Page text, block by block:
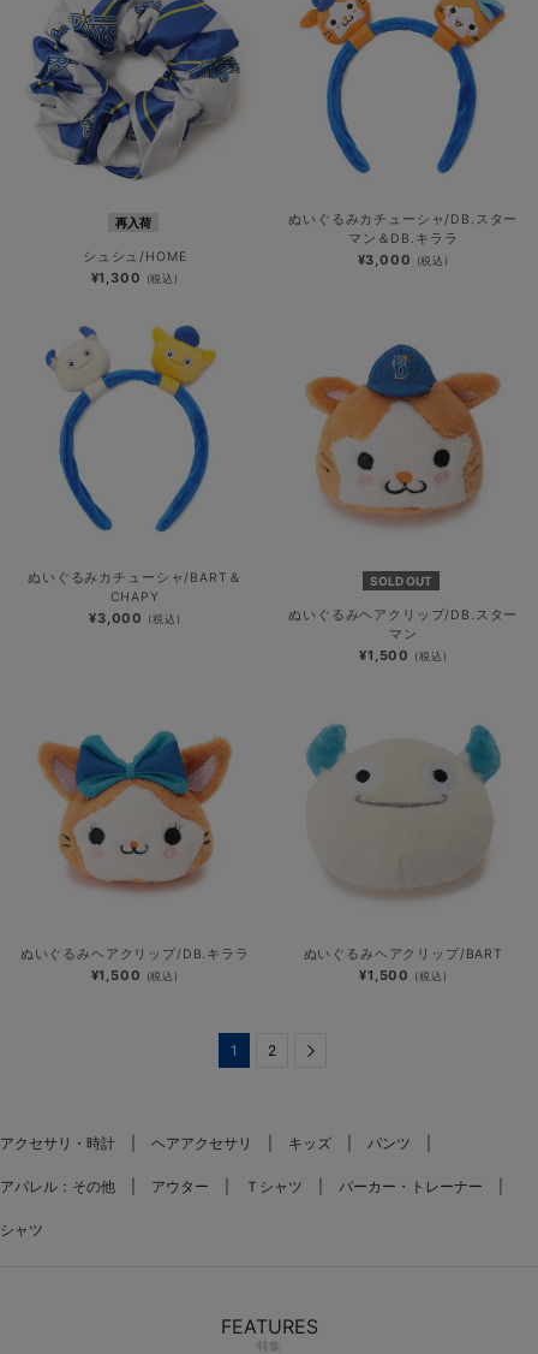
再入荷
シュシュ/HOME
¥1,300 (税込)
ぬいぐるみカチューシャ/DB.スター
マン＆DB.キララ
¥3,000 (税込)
ぬいぐるみカチューシャ/BART＆
CHAPY
¥3,000 (税込)
SOLD OUT
ぬいぐるみヘアクリップ/DB.スター
マン
¥1,500 (税込)
ぬいぐるみヘアクリップ/DB.キララ
¥1,500 (税込)
ぬいぐるみヘアクリップ/BART
¥1,500 (税込)
1 2
アクセサリ・時計 ヘアアクセサリ キッズ パンツ
アパレル：その他 アウター Ｔシャツ パーカー・トレーナー
シャツ
FEATURES
特集